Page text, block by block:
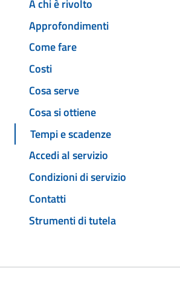
A chi è rivolto
Approfondimenti
Come fare
Costi
Cosa serve
Cosa si ottiene
Tempi e scadenze
Accedi al servizio
Condizioni di servizio
Contatti
Strumenti di tutela